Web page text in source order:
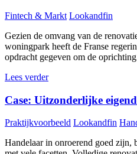
Fintech & Markt Lookandfin
Gezien de omvang van de
woningpark heeft de Franse
opdracht gegeven om de
Lees verder
Case: Uitzonderlijke
Praktijkvoorbeeld Lookandfin
Handelaar in onroerend goed zijn,